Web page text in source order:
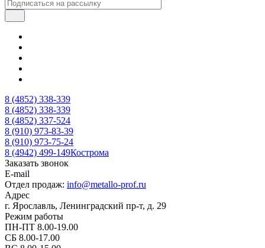
8 (4852) 338-339
8 (4852) 338-339
8 (4852) 337-524
8 (910) 973-83-39
8 (910) 973-75-24
8 (4942) 499-149Кострома
Заказать звонок
E-mail
Отдел продаж: info@metallo-prof.ru
Адрес
г. Ярославль, Ленинградский пр-т, д. 29
Режим работы
ПН-ПТ 8.00-19.00
СБ 8.00-17.00